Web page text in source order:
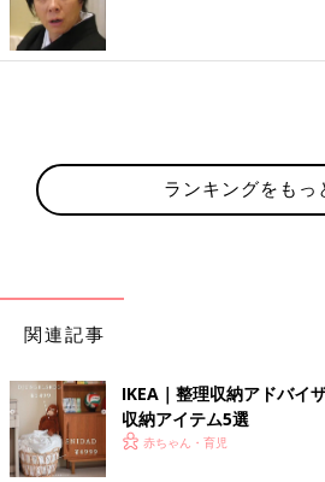
ランキングをもっ
関連記事
IKEA｜整理収納アドバイ
収納アイテム5選
赤ちゃん・育児